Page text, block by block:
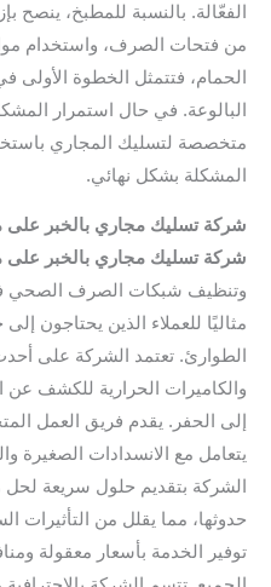
الفعّالة. بالنسبة للمطبخ، ينصح
من فتحات الصرف، واستخدام
الحمام، فتتمثل الخطوة الأولى
البالوعة. في حال استمرار
متخصصة لتسليك المجاري
المشكلة بشكل نهائي.
شركة تسليك مجاري بالخبر على
شركة تسليك مجاري بالخبر على
وتنظيف شبكات الصرف الصحي
مثاليًا للعملاء الذين يحتاجون
الطوارئ. تعتمد الشركة على
والكاميرات الحرارية للكشف عن
إلى الحفر. يقدم فريق العمل
يتعامل مع الانسدادات الصغيرة
الشركة بتقديم حلول سريعة
حدوثها، مما يقلل من التأثيرات
توفير الخدمة بأسعار معقولة